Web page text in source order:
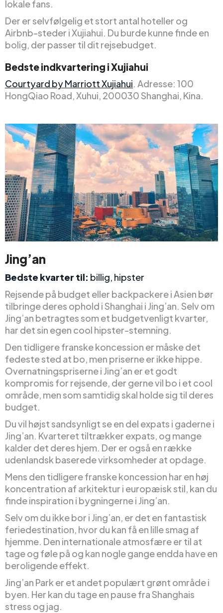
lokale fans.
Der er selvfølgelig et stort antal hoteller og
Airbnb-steder i Xujiahui. Du burde kunne finde en
bolig, der passer til dit rejsebudget.
Bedste indkvartering i Xujiahui
Courtyard by Marriott Xujiahui. Adresse: 100
HongQiao Road, Xuhui, 200030 Shanghai, Kina.
Jing’an
Bedste kvarter til: billig, hipster
Rejsende på budget eller backpackere i Asien bør
tilbringe deres ophold i Shanghai i Jing’an. Selv om
Jing’an betragtes som et budgetvenligt kvarter,
har det sin egen cool hipster-stemning.
Den tidligere franske koncession er måske det
fedeste sted at bo, men priserne er ikke hippe.
Overnatningspriserne i Jing’an er et godt
kompromis for rejsende, der gerne vil bo i et cool
område, men som samtidig skal holde sig til deres
budget.
Du vil højst sandsynligt se en del expats i gaderne i
Jing’an. Kvarteret tiltrækker expats, og mange
kalder det deres hjem. Der er også en række
udenlandsk baserede virksomheder at opdage.
Mens den tidligere franske koncession har en høj
koncentration af arkitektur i europæisk stil, kan du
finde inspiration i bygningerne i Jing’an.
Selv om du ikke bor i Jing’an, er det en fantastisk
feriedestination, hvor du kan få en lille smag af
hjemme. Den internationale atmosfære er til at
tage og føle på og kan nogle gange endda have en
beroligende effekt.
Jing’an Park er et andet populært grønt område i
byen. Her kan du tage en pause fra Shanghais
stress og jag.